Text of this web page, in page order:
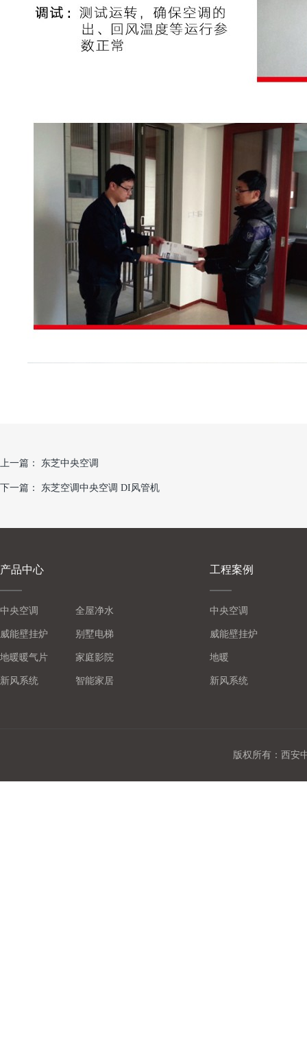
上一篇： 东芝中央空调
下一篇： 东芝空调中央空调 DI风管机
产品中心
中央空调
威能壁挂炉
地暖暖气片
新风系统
全屋净水
别墅电梯
家庭影院
智能家居
工程案例
中央空调
威能壁挂炉
地暖
新风系统
版权所有：西安